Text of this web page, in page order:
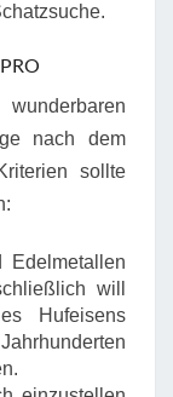
nach dem
sollte
will
Hufeisens